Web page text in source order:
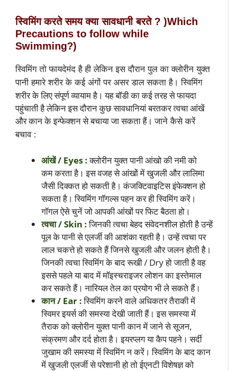
स्विमिंग करते समय क्या सावधानी बरते ? )Which
Precautions to follow while
Swimming?)
स्विमिंग तो फायदेमंद है ही लेकिन इस दौरान पुल का क्लोरीन युक्त
पानी हमारे शरीर के कई अंगों पर असर डाल सकता है।स्विमिंग
शरीर के लिए संपूर्ण व्यायाम है। यह बॉडी का कई तरह से फायदा
पहुंचाती है लेकिन इस दौरान कुछ सावधानियां बरतकर त्वचा आंखें
और कान के इन्फेक्शन से बचाया जा सकता हैं।जाने कैसे करें
बचाव :
आंखें / Eyes :क्लोरीन युक्त पानी आंखो की नमी को
कम करता है। इस वजह से आंखों में खुजली और लालिमा
जैसी दिक्कत हो सकती है। कंजक्टिवाइटिस इंफेक्शन हो
सकता है। स्विमिंग गॉगल्स पहन कर ही स्विमिंग करें।
गॉगल ऐसे चुनें जो आपकी आंखों पर फिट बैठता हो।
त्वचा / Skin :जिनकी त्वचा बेहद संवेदनशील होती है उन्हें
पूल के पानी से एलर्जी की आशंका रहती है। उन्हें त्वचा पर
लाल चकत्ते हो सकते हैं जिनसे खुजली और जलन होती है।
जिनकी त्वचा स्विमिंग के बाद रूखी / Dry हो जाती है वह
इससे पहले या बाद में मॉइस्चराइजर लोशन का इस्तेमाल
कर सकते हैं। नारियल तेल का प्रयोग भी ले सकते हैं।
कान / Ear :स्विमिंग करने वाले अधिकतर तैराकी में
स्विमर इयर्स की समस्या देखी जाती हैं। इस समस्या में
तैराक को क्लोरीन युक्त पानी कान में जाने से सूजन,
संक्रमण और दर्द होता है। इयरप्लग या कैप पहने। सर्दी
जुखाम की समस्या में स्विमिंग न करें। स्विमिंग के बाद कान
में खुजली एलर्जी से परेशानी हो तो ईएनटी विशेषज्ञ को